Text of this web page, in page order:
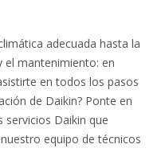
adecuada hasta la
el mantenimiento: en
en todos los pasos
de Daikin? Ponte en
servicios Daikin que
equipo de técnicos